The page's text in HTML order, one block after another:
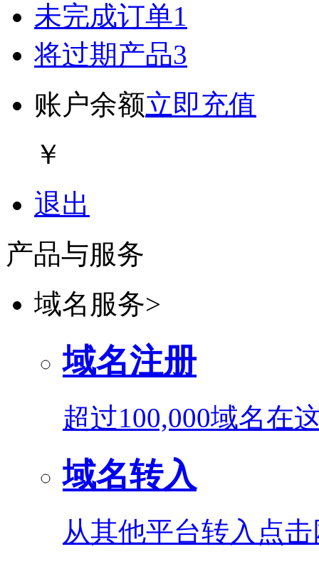
未完成订单1
将过期产品3
账户余额立即充值
￥
退出
产品与服务
域名服务>
域名注册
超过100,000域名在
域名转入
从其他平台转入点